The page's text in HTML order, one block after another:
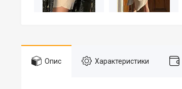
Опис Характеристики